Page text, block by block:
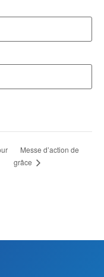
Messe d’action de
grâce